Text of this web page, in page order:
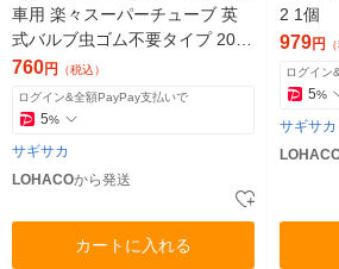
車用 楽々スーパーチューブ 英
式バルブ虫ゴム不要タイプ 20×
2.125 14607 1個
760円 （税込）
ログイン&全額PayPay支払いで
5%
サギサカ
LOHACOから発送
カートに入れる
2 1個
979円
ログイン
5%
サギサカ